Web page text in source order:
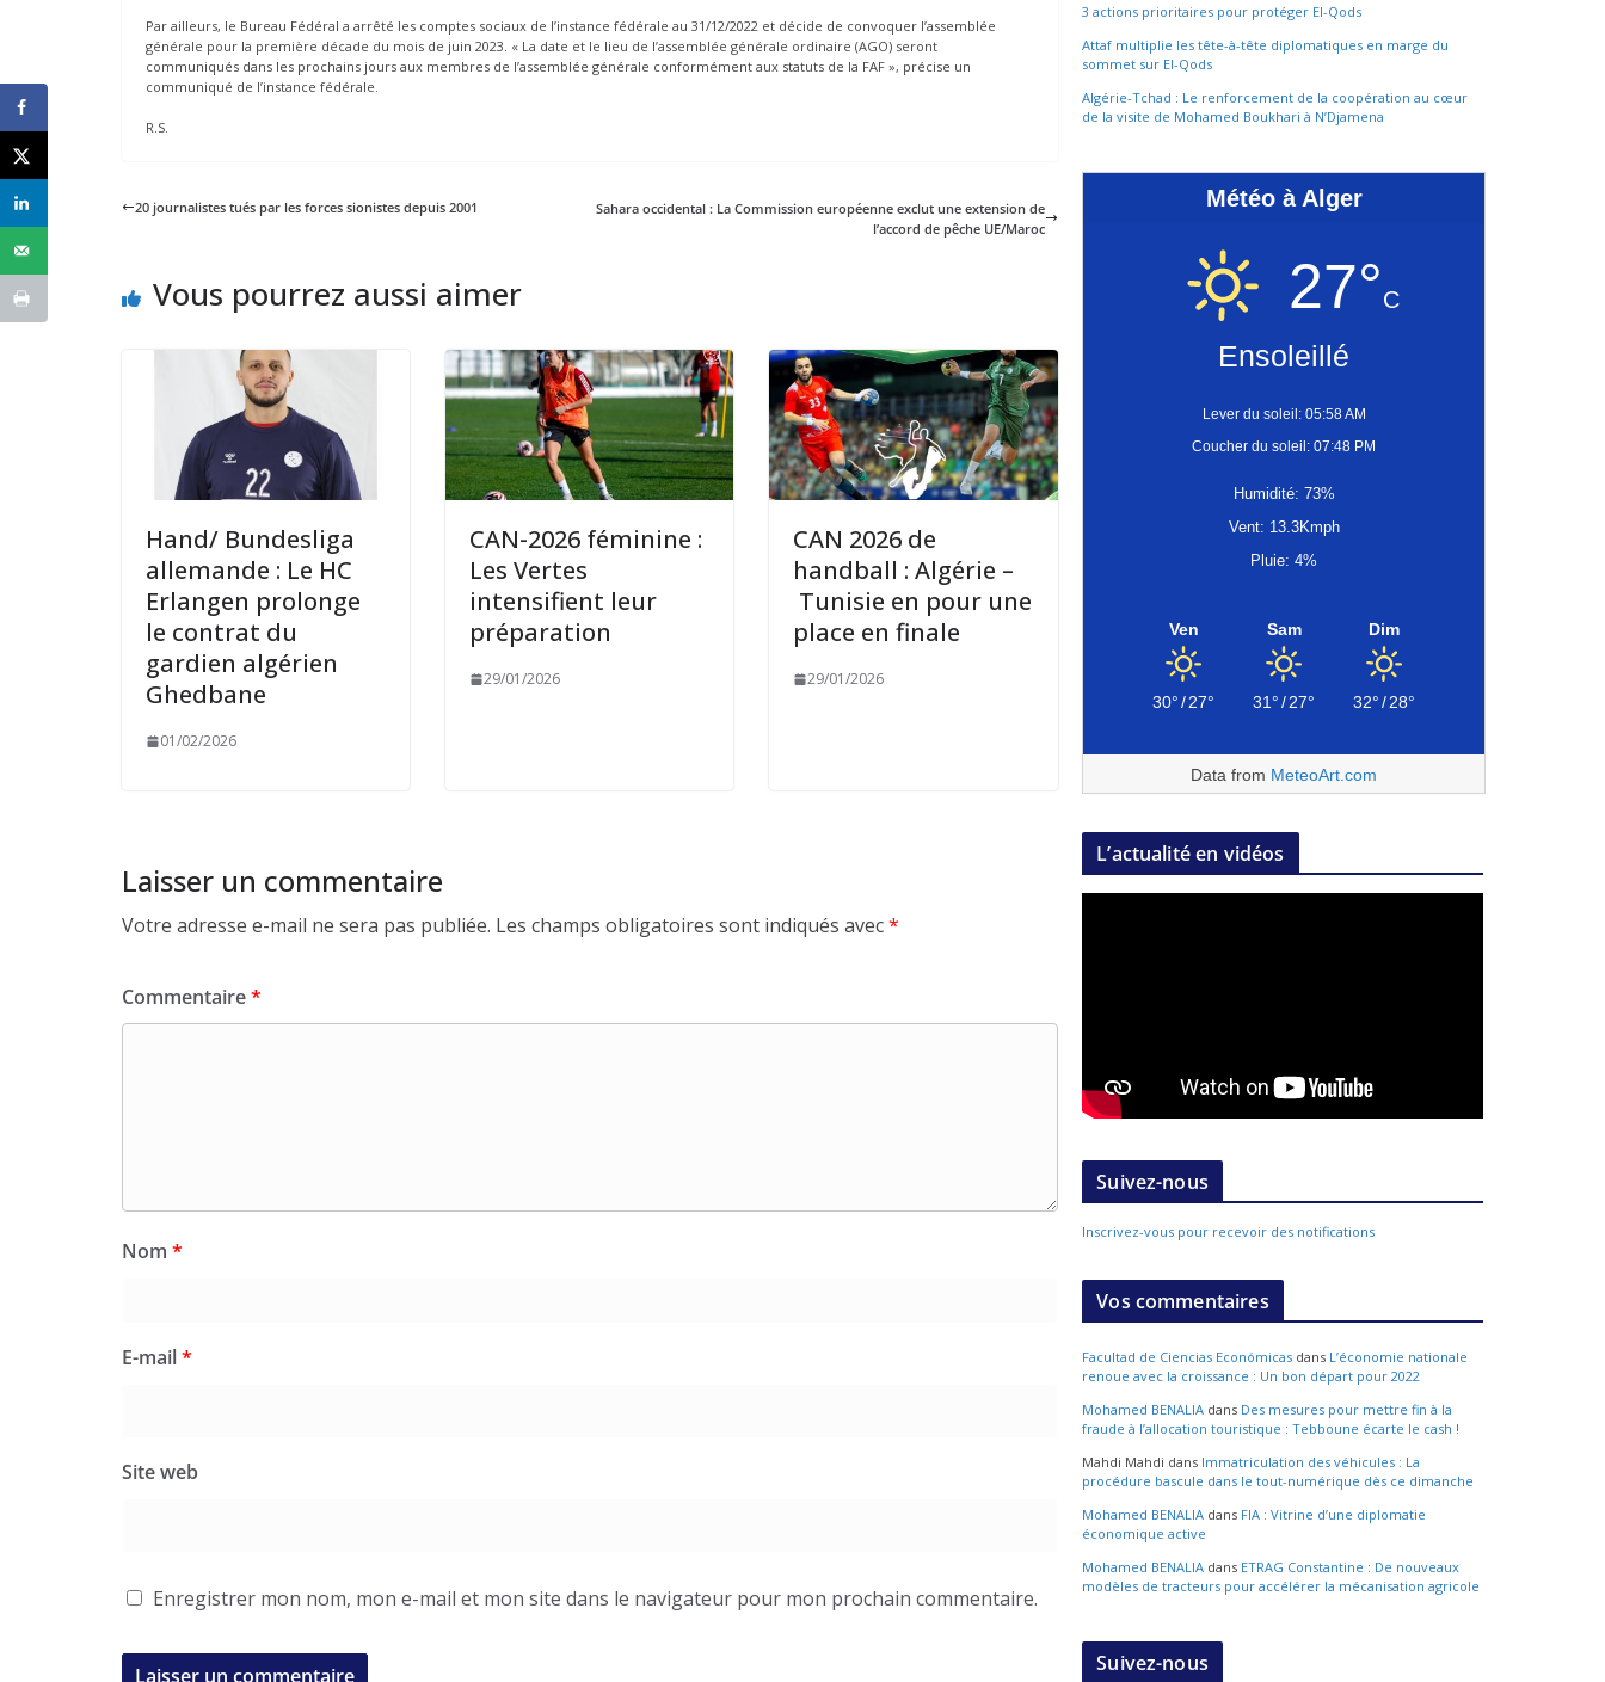
Par ailleurs, le Bureau Fédéral a arrêté les comptes sociaux de l’instance fédérale au 31/12/2022 et décide de convoquer l’assemblée
générale pour la première décade du mois de juin 2023. « La date et le lieu de l’assemblée générale ordinaire (AGO) seront
communiqués dans les prochains jours aux membres de l’assemblée générale conformément aux statuts de la FAF », précise un
communiqué de l’instance fédérale.
R.S.
20 journalistes tués par les forces sionistes depuis 2001
Sahara occidental : La Commission européenne exclut une extension de
l’accord de pêche UE/Maroc
Vous pourrez aussi aimer
Hand/ Bundesliga
allemande : Le HC
Erlangen prolonge
le contrat du
gardien algérien
Ghedbane
01/02/2026
CAN-2026 féminine :
Les Vertes
intensifient leur
préparation
29/01/2026
CAN 2026 de
handball : Algérie –
Tunisie en pour une
place en finale
29/01/2026
Laisser un commentaire
Votre adresse e-mail ne sera pas publiée. Les champs obligatoires sont indiqués avec*
Commentaire*
Nom *
E-mail*
Site web
Enregistrer mon nom, mon e-mail et mon site dans le navigateur pour mon prochain commentaire.
3 actions prioritaires pour protéger El-Qods
Attaf multiplie les tête-à-tête diplomatiques en marge du
sommet sur El-Qods
Algérie-Tchad : Le renforcement de la coopération au cœur
de la visite de Mohamed Boukhari à N’Djamena
Météo à Alger
27°C
Ensoleillé
Lever du soleil: 05:58 AM
Coucher du soleil: 07:48 PM
Humidité: 73%
Vent: 13.3Kmph
Pluie: 4%
Ven
30°/27°
Sam
31°/27°
Dim
32°/28°
Data from MeteoArt.com
L’actualité en vidéos
Suivez-nous
Inscrivez-vous pour recevoir des notifications
Vos commentaires
Facultad de Ciencias Económicas dans L’économie nationale
renoue avec la croissance : Un bon départ pour 2022
Mohamed BENALIA dans Des mesures pour mettre fin à la
fraude à l’allocation touristique : Tebboune écarte le cash !
Mahdi Mahdi dans Immatriculation des véhicules : La
procédure bascule dans le tout-numérique dès ce dimanche
Mohamed BENALIA dans FIA : Vitrine d’une diplomatie
économique active
Mohamed BENALIA dans ETRAG Constantine : De nouveaux
modèles de tracteurs pour accélérer la mécanisation agricole
Suivez-nous